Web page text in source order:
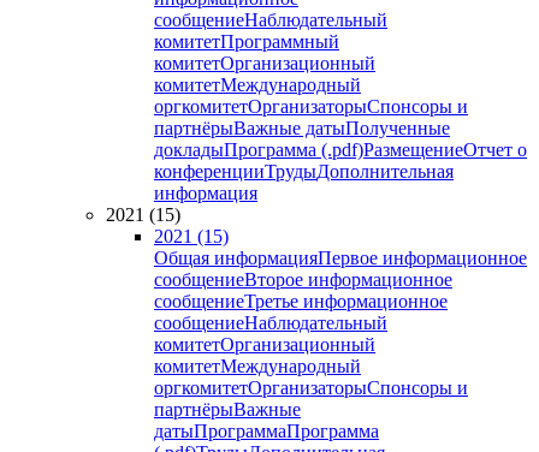
сообщениеНаблюдательный
комитетПрограммный
комитетОрганизационный
комитетМеждународный
оргкомитетОрганизаторыСпонсоры и
партнёрыВажные датыПолученные
докладыПрограмма (.pdf)РазмещениеОтчет о
конференцииТрудыДополнительная
информация
2021 (15)
2021 (15)
Общая информацияПервое информационное
сообщениеВторое информационное
сообщениеТретье информационное
сообщениеНаблюдательный
комитетОрганизационный
комитетМеждународный
оргкомитетОрганизаторыСпонсоры и
партнёрыВажные
датыПрограммаПрограмма